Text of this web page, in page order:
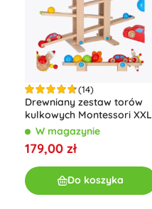
(14)
Drewniany zestaw torów
kulkowych Montessori XXL
W magazynie
179,00 zł
Do koszyka